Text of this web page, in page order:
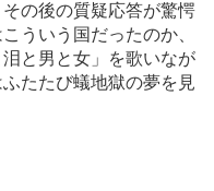
の後の質疑応答が驚愕
ういう国だったのか、
と男と女」を歌いなが
たたび蟻地獄の夢を見